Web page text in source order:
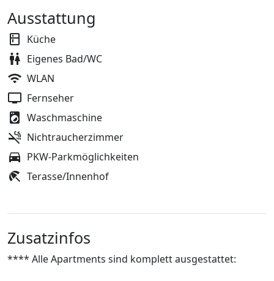
Ausstattung
Küche
Eigenes Bad/WC
WLAN
Fernseher
Waschmaschine
Nichtraucherzimmer
PKW-Parkmöglichkeiten
Terasse/Innenhof
Zusatzinfos
**** Alle Apartments sind komplett ausgestattet: